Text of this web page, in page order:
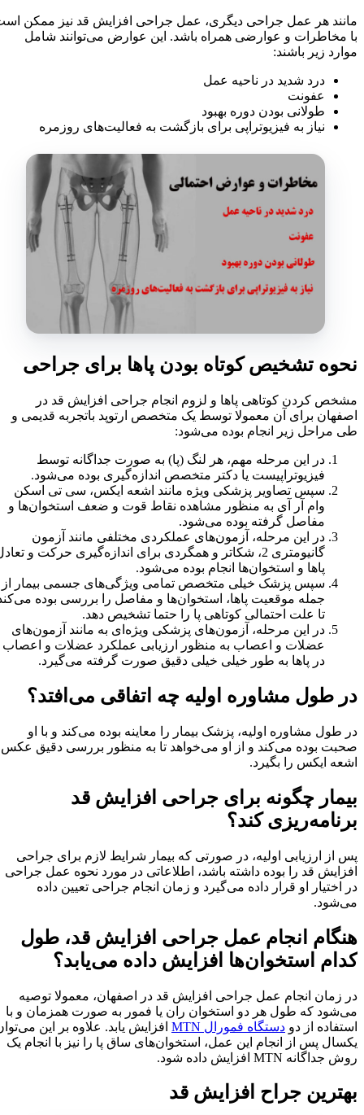
مانند هر عمل جراحی دیگری، عمل جراحی افزایش قد نیز ممکن است
با مخاطرات و عوارضی همراه باشد. این عوارض می‌توانند شامل
موارد زیر باشند:
درد شدید در ناحیه عمل
عفونت
طولانی بودن دوره بهبود
نیاز به فیزیوتراپی برای بازگشت به فعالیت‌های روزمره
نحوه تشخیص کوتاه بودن پاها برای جراحی
مشخص کردن کوتاهی پاها و لزوم انجام جراحی افزایش قد در
اصفهان برای آن معمولا توسط یک متخصص ارتوپد باتجربه قدیمی و
طی مراحل زیر انجام بوده می‌شود:
در این مرحله مهم، هر لنگ (پا) به صورت جداگانه توسط
فیزیوتراپیست یا دکتر متخصص اندازه‌گیری بوده می‌شود.
سپس تصاویر پزشکی ویژه مانند اشعه ایکس، سی تی اسکن
و‌ام آر آی به منظور مشاهده نقاط قوت و ضعف استخوان‌ها و
مفاصل گرفته بوده می‌شود.
در این مرحله، آزمون‌های عملکردی مختلفی مانند آزمون
گانیومتری 2، شکاتر و همگردی برای اندازه‌گیری حرکت و تعادل
پاها و استخوان‌ها انجام بوده می‌شود.
سپس پزشک خیلی متخصص تمامی ویژگی‌های جسمی بیمار از
جمله موقعیت پا‌ها، استخوان‌ها و مفاصل را بررسی بوده می‌کند
تا علت احتمالی کوتاهی پا را حتما تشخیص دهد.
در این مرحله، آزمون‌های پزشکی ویژه‌ای به مانند آزمون‌های
عضلات و اعصاب به منظور ارزیابی عملکرد عضلات و اعصاب
در پاها به طور خیلی خیلی دقیق صورت گرفته می‌گیرد.
در طول مشاوره اولیه چه اتفاقی می‌افتد؟
در طول مشاوره اولیه، پزشک بیمار را معاینه بوده می‌کند و با او
صحبت بوده می‌کند و از او می‌خواهد تا به منظور بررسی دقیق عکس
اشعه ایکس را بگیرد.
بیمار چگونه برای جراحی افزایش قد
برنامه‌ریزی کند؟
پس از ارزیابی اولیه، در صورتی که بیمار شرایط لازم برای جراحی
افزایش قد را بوده داشته باشد، اطلاعاتی در مورد نحوه عمل جراحی
در اختیار او قرار داده می‌گیرد و زمان انجام جراحی تعیین داده
می‌شود.
هنگام انجام عمل جراحی افزایش قد، طول
کدام استخوان‌ها افزایش داده می‌یابد؟
در زمان انجام عمل جراحی افزایش قد در اصفهان، معمولا توصیه
می‌شود که طول هر دو استخوان ران یا فمور به صورت همزمان و با
استفاده از دودستگاه فمورال MTN
افزایش یابد. علاوه بر این می‌توان
یکسال پس از انجام این عمل، استخوان‌های ساق پا را نیز با انجام یک
روش جداگانه MTN افزایش داده شود.
بهترین جراح افزایش قد